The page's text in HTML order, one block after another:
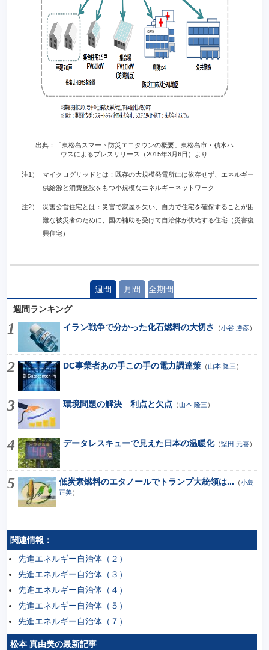
出典：「東松島スマート防災エコタウンの概要」東松島市・積水ハ
ウスによるプレスリリース（2015年3月6日）より
注1）
マイクログリッドとは：既存の大規模発電所には依存せず、エネルギー
供給源と消費施設をもつ小規模なエネルギーネットワーク
注2）
災害公営住宅とは：災害で家屋を失い、自力で住宅を確保することが困
難な被災者のために、国の補助を受けて自治体が供給する住宅（災害復
興住宅）
週間 月間 全期間
週間ランキング
イラン戦争で分かった化石燃料の大切さ
（小谷 勝彦）
DC事業者あの手この手の電力調達策（山本 隆三 ）
環境問題の解決 利点と欠点 （山本 隆三 ）
データレスキューで見えた日本の温暖化（堅田 元喜）
低炭素燃料のエタノールでトランプ大統領は... （小島
正美）
関連情報：
先進エネルギー自治体（２）
先進エネルギー自治体（３）
先進エネルギー自治体（４）
先進エネルギー自治体（５）
先進エネルギー自治体（７）
松本 真由美の最新記事